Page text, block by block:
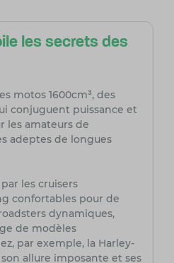
les secrets des
motos 1600cm³, des
conjuguent puissance et
les amateurs de
adeptes de longues
les cruisers
confortables pour de
dynamiques,
de modèles
par exemple, la Harley-
allure imposante et ses